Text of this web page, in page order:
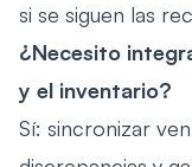
si se siguen las
¿Necesito
y el inventario?
Sí: sincronizar